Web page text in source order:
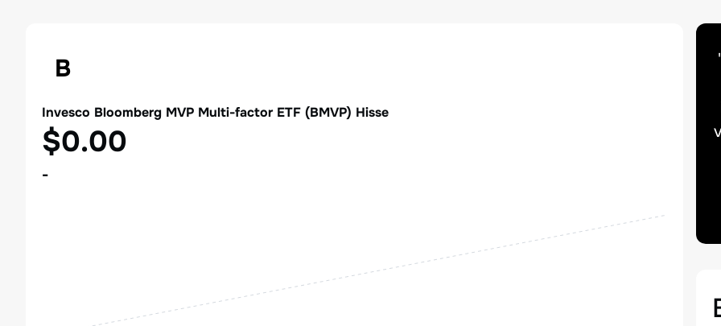
B
Invesco Bloomberg MVP Multi-factor ETF (BMVP) Hisse
$0.00
-